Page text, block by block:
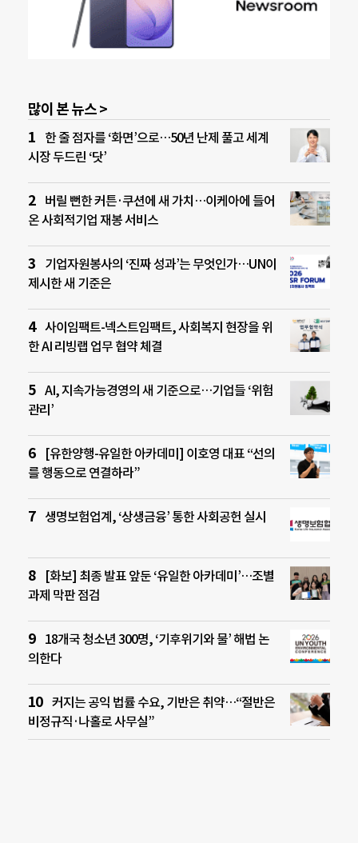
많이 본 뉴스 >
한 줄 점자를 ‘화면’으로…50년 난제 풀고 세계
시장 두드린 ‘닷’
버릴 뻔한 커튼·쿠션에 새 가치…이케아에 들어
온 사회적기업 재봉 서비스
기업자원봉사의 ‘진짜 성과’는 무엇인가…UN이
제시한 새 기준은
사이임팩트-넥스트임팩트, 사회복지 현장을 위
한 AI 리빙랩 업무 협약 체결
AI, 지속가능경영의 새 기준으로…기업들 ‘위험
관리’
[유한양행-유일한 아카데미] 이호영 대표 “선의
를 행동으로 연결하라”
생명보험업계, ‘상생금융’ 통한 사회공헌 실시
[화보] 최종 발표 앞둔 ‘유일한 아카데미’…조별
과제 막판 점검
18개국 청소년 300명, ‘기후위기와 물’ 해법 논
의한다
커지는 공익 법률 수요, 기반은 취약…“절반은
비정규직·나홀로 사무실”